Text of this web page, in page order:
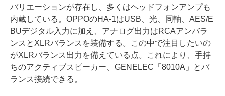
バリエーションが存在し、多くはヘッドフォンアンプも
内蔵している。OPPOのHA-1はUSB、光、同軸、AES/E
BUデジタル入力に加え、アナログ出力はRCAアンバラ
ンスとXLRバランスを装備する。この中で注目したいの
がXLRバランス出力を備えている点。これにより、手持
ちのアクティブスピーカー、GENELEC「8010A」とバ
ランス接続できる。